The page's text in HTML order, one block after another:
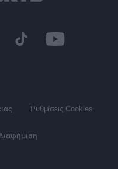
Ρυθμίσεις Cookies